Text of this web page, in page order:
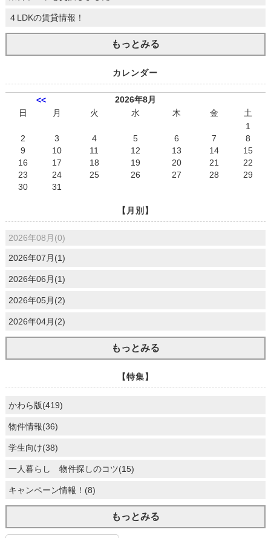
４LDKの賃貸情報！
もっとみる
カレンダー
<<
2026年8月
日
月 火 水 木 金
土
1
2
3 4 5 6 7
8
9
10 11 12 13 14
15
16
17 18 19 20 21
22
23
24 25 26 27 28
29
30
31
【月別】
2026年08月(0)
2026年07月(1)
2026年06月(1)
2026年05月(2)
2026年04月(2)
もっとみる
【特集】
かわら版(419)
物件情報(36)
学生向け(38)
一人暮らし 物件探しのコツ(15)
キャンペーン情報！(8)
もっとみる